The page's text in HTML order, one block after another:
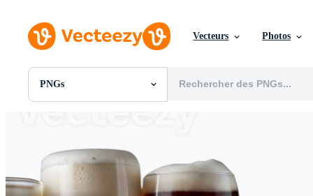
Vecteurs Photos
PNGs
Toutes Images
PSDs
SVGs
Modèles